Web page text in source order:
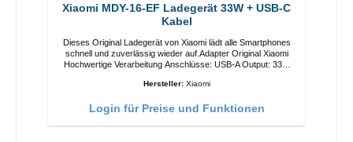
Xiaomi MDY-16-EF Ladegerät 33W + USB-C
Kabel
Dieses Original Ladegerät von Xiaomi lädt alle Smartphones
schnell und zuverlässig wieder auf.Adapter Original Xiaomi
Hochwertige Verarbeitung Anschlüsse: USB-A Output: 33W
Weiss
Hersteller: Xiaomi
Login für Preise und Funktionen